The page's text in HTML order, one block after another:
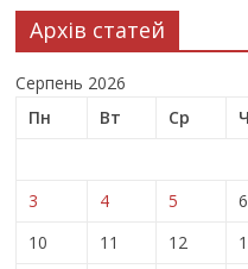
Архів статей
Серпень 2026
Пн
Вт Ср
3
4 5 6
10
11 12